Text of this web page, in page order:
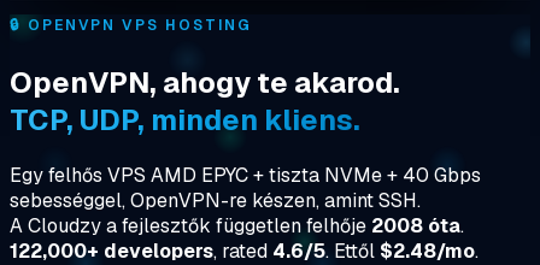
🔒 OPENVPN VPS HOSTING
OpenVPN, ahogy te akarod.
TCP, UDP, minden kliens.
Egy felhős VPS AMD EPYC + tiszta NVMe + 40 Gbps
sebességgel, OpenVPN-re készen, amint SSH.
A Cloudzy a fejlesztők független felhője 2008 óta.
122,000+ developers, rated 4.6/5. Ettől $2.48/mo.